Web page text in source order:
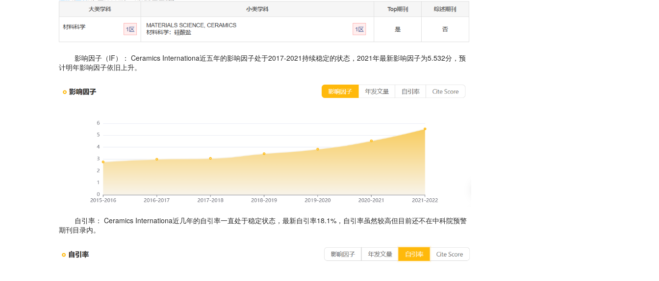
影响因子（IF）： Ceramics Internationa近五年的影响因子处于2017-2021持续稳定的状态，2021年最新影响因子为5.532分，预
计明年影响因子依旧上升。
自引率： Ceramics Internationa近几年的自引率一直处于稳定状态，最新自引率18.1%，自引率虽然较高但目前还不在中科院预警
期刊目录内。